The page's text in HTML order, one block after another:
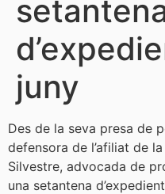
juny
Des de la seva presa de
defensora de l’afiliat de
Silvestre, advocada de
una setantena